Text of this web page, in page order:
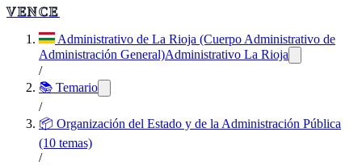
VENCE
Administrativo de La Rioja (Cuerpo Administrativo de
Administración General)Administrativo La Rioja
/
📚 Temario
/
📦 Organización del Estado y de la Administración Pública
(10 temas)
/